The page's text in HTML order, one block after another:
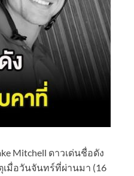
Mitchell ดาวเด่นชื่อดัง
เมื่อวันจันทร์ที่ผ่านมา (16